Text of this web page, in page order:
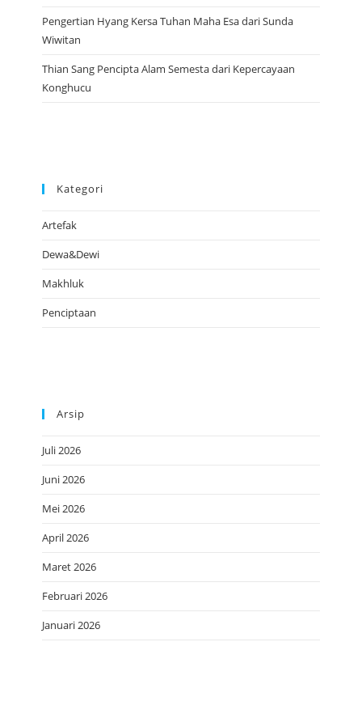
Pengertian Hyang Kersa Tuhan Maha Esa dari Sunda
Wiwitan
Thian Sang Pencipta Alam Semesta dari Kepercayaan
Konghucu
Kategori
Artefak
Dewa&Dewi
Makhluk
Penciptaan
Arsip
Juli 2026
Juni 2026
Mei 2026
April 2026
Maret 2026
Februari 2026
Januari 2026